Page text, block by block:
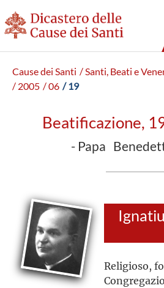
Cause dei Santi / Santi, Beati e
/ 2005 / 06 / 19
Beatificazione,
- Papa
Religioso,